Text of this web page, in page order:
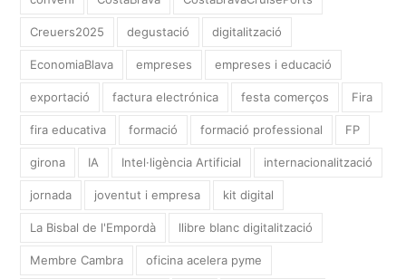
Creuers2025 degustació digitalització
EconomiaBlava empreses empreses i educació
exportació factura electrónica festa comerços Fira
fira educativa formació formació professional FP
girona IA Intel·ligència Artificial internacionalització
jornada joventut i empresa kit digital
La Bisbal de l'Empordà llibre blanc digitalització
Membre Cambra oficina acelera pyme